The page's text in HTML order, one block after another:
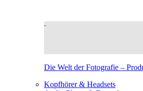
Die Welt der Fotografie –
Kopfhörer & Headsets